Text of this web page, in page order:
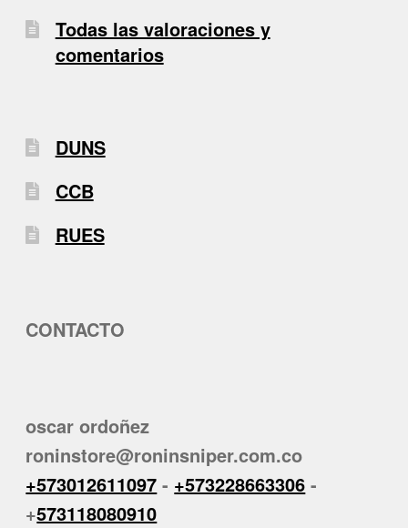
Todas las valoraciones y
comentarios
DUNS
CCB
RUES
CONTACTO
oscar ordoñez
roninstore@roninsniper.com.co
+573012611097 - +573228663306 -
+573118080910